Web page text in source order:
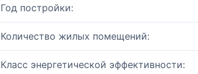
Год постройки:
Количество жилых помещений:
Класс энергетической эффективности: